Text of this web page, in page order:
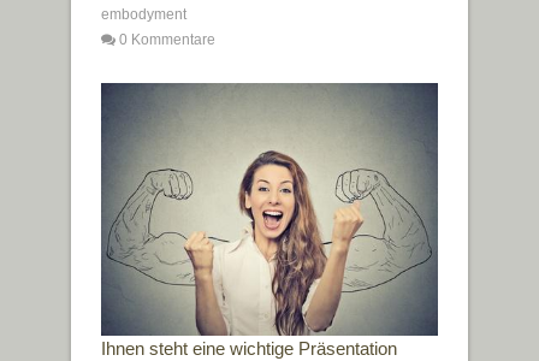
embodyment
0 Kommentare
Ihnen steht eine wichtige Präsentation